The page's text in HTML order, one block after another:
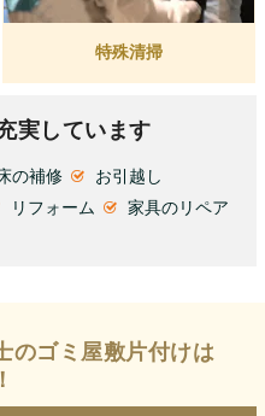
特殊清掃
実しています
の補修
お引越し
リフォーム
家具のリペア
のゴミ屋敷片付けは